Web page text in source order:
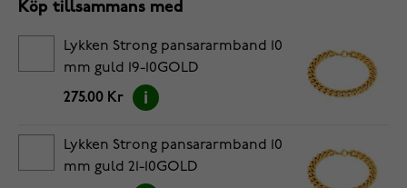
Köp tillsammans med
Lykken Strong pansararmband 10
mm guld 19-10GOLD
275.00 Kr
Lykken Strong pansararmband 10
mm guld 21-10GOLD